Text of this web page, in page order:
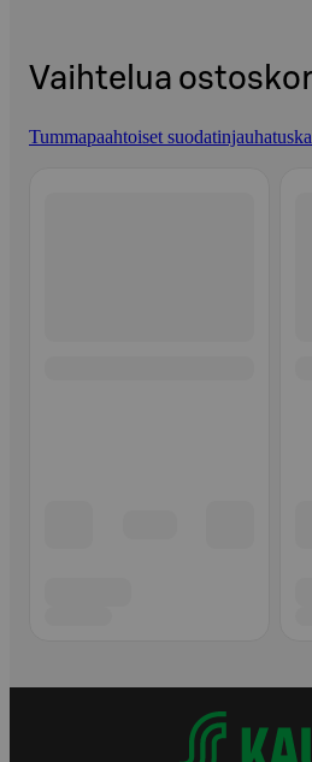
Vaihtelua
Tummapaahtoiset